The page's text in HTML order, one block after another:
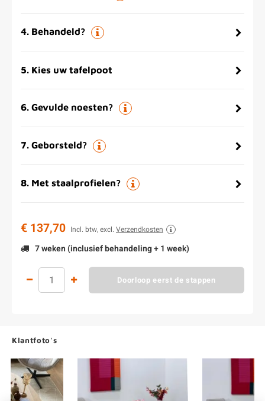
4. Behandeld?
5. Kies uw tafelpoot
6. Gevulde noesten?
7. Geborsteld?
8. Met staalprofielen?
€ 137,70 Incl. btw, excl. Verzendkosten
7 weken (inclusief behandeling + 1 week)
Doorloop eerst de stappen
Klantfoto's